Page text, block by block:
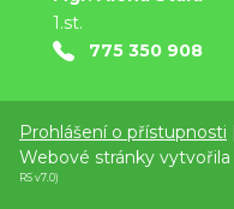
1.st.
775 350 908
Prohlášení o přístupnosti
Webové stránky
RS v7.0)